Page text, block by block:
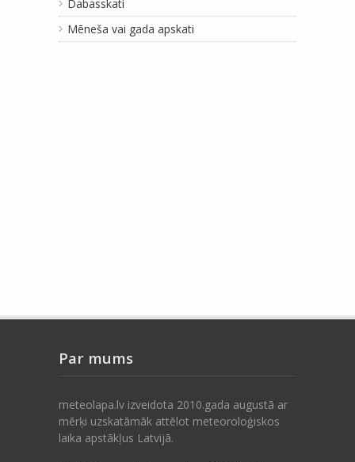
Dabasskati
Mēneša vai gada apskati
Par mums
meteolapa.lv izveidota 2010.gada augustā ar
mērķi uzskatāmāk attēlot meteoroloģiskos
laika apstākļus Latvijā.